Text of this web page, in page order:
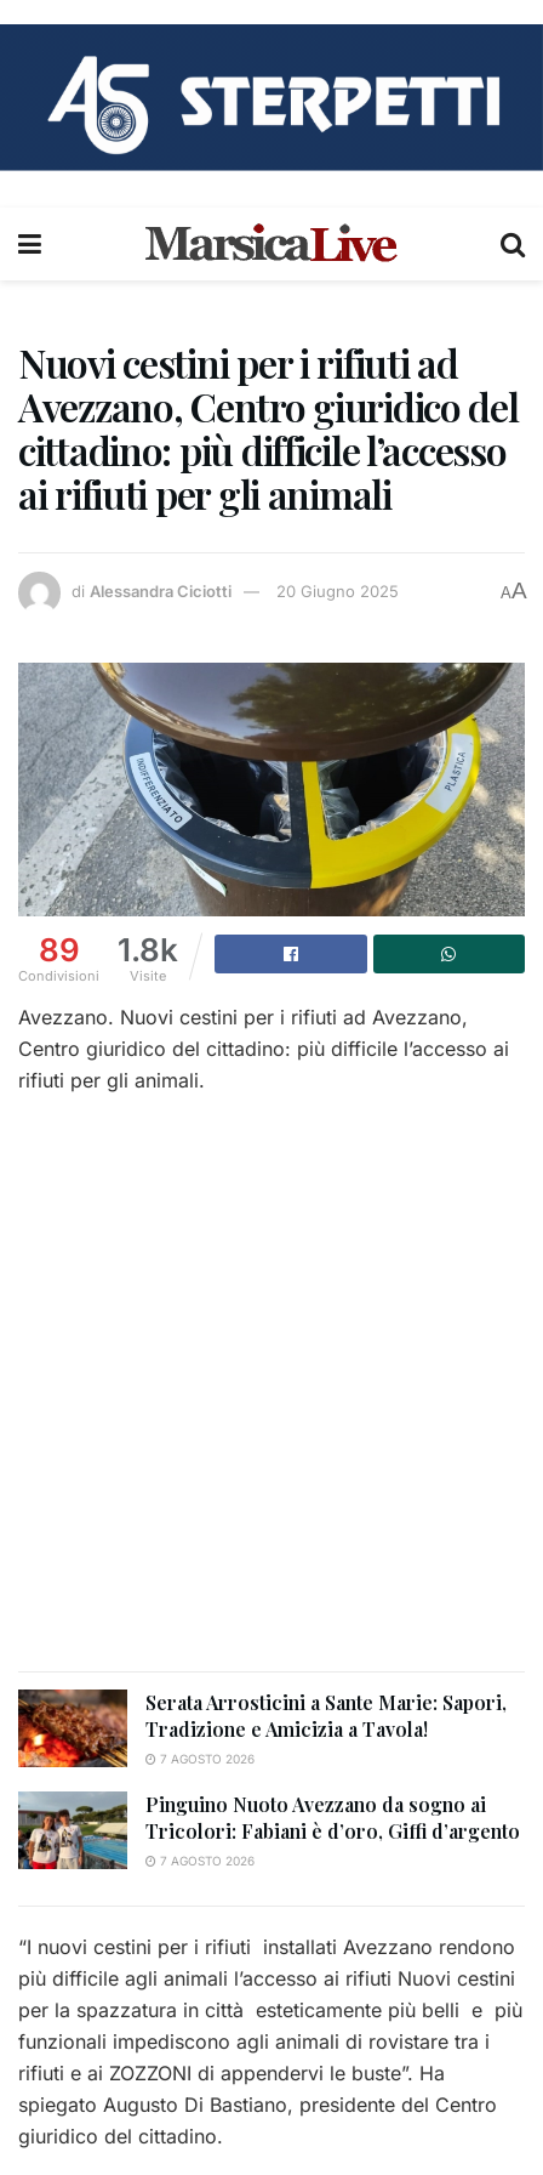
Nuovi cestini per i rifiuti ad
Avezzano, Centro giuridico del
cittadino: più difficile l’accesso
ai rifiuti per gli animali
di Alessandra Ciciotti 20 Giugno 2025 AA
89
Condivisioni
1.8k
Visite
Avezzano. Nuovi cestini per i rifiuti ad Avezzano,
Centro giuridico del cittadino: più difficile l’accesso ai
rifiuti per gli animali.
Serata Arrosticini a Sante Marie: Sapori,
Tradizione e Amicizia a Tavola!
7 AGOSTO 2026
Pinguino Nuoto Avezzano da sogno ai
Tricolori: Fabiani è d’oro, Giffi d’argento
7 AGOSTO 2026
“I nuovi cestini per i rifiuti installati Avezzano rendono
più difficile agli animali l’accesso ai rifiuti Nuovi cestini
per la spazzatura in città esteticamente più belli e più
funzionali impediscono agli animali di rovistare tra i
rifiuti e ai ZOZZONI di appendervi le buste”. Ha
spiegato Augusto Di Bastiano, presidente del Centro
giuridico del cittadino.